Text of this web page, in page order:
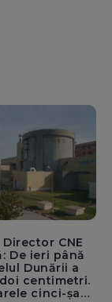
Director CNE
De ieri până
Dunării a
centimetri.
cinci-șase